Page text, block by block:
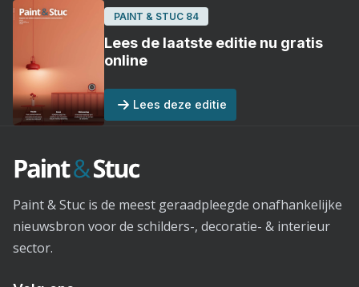
PAINT & STUC 84
Lees de laatste editie nu gratis
online
Lees deze editie
Paint & Stuc is de meest geraadpleegde onafhankelijke
nieuwsbron voor de schilders-, decoratie- & interieur
sector.